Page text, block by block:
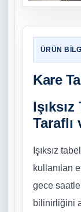
Kare
Taraflı
Işıksız
kullanılan
gece
bilinirliğini